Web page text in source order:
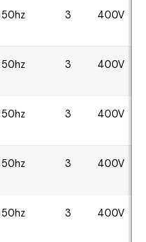
50hz 3 400V
50hz 3 400V
50hz 3 400V
50hz 3 400V
50hz 3 400V